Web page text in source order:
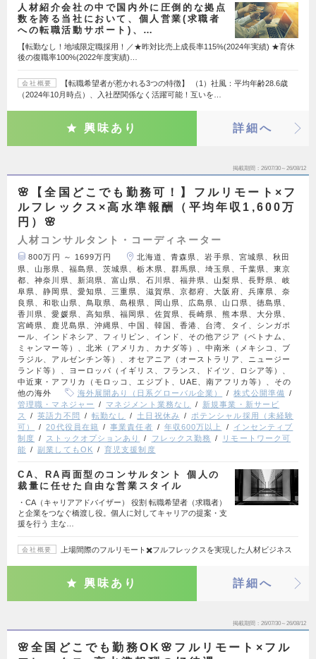
人材紹介会社の中で国内外に圧倒的な拠点
数を誇る当社において、個人営業(求職者
への転職活動サポート)、…
【転勤なし！地域限定職採用！／★昨対比売上成長率115%(2024年実績) ★育休
後の復職率100%(2022年度実績)…
会社概要
【転職希望者が惹かれる3つの特徴】 （1）社風：平均年齢28.6歳
（2024年10月時点）、入社歴関係なく活躍可能！互いを…
興味あり 詳細へ
掲載期間 26/07/30～26/08/12
🌸【全国どこでも勤務可！】フルリモート×フ
ルフレックス×高水準報酬（平均年収1,600万
円）🌸
人材コンサルタント・コーディネーター
800万円 ～ 1699万円
北海道、青森県、岩手県、宮城県、秋田
県、山形県、福島県、茨城県、栃木県、群馬県、埼玉県、千葉県、東京
都、神奈川県、新潟県、富山県、石川県、福井県、山梨県、長野県、岐
阜県、静岡県、愛知県、三重県、滋賀県、京都府、大阪府、兵庫県、奈
良県、和歌山県、鳥取県、島根県、岡山県、広島県、山口県、徳島県、
香川県、愛媛県、高知県、福岡県、佐賀県、長崎県、熊本県、大分県、
宮崎県、鹿児島県、沖縄県、中国、韓国、香港、台湾、タイ、シンガポ
ール、インドネシア、フィリピン、インド、その他アジア（ベトナム、
ミャンマー等）、北米（アメリカ、カナダ等）、中南米（メキシコ、ブ
ラジル、アルゼンチン等）、オセアニア（オーストラリア、ニュージー
ランド等）、ヨーロッパ（イギリス、フランス、ドイツ、ロシア等）、
中近東・アフリカ（モロッコ、エジプト、UAE、南アフリカ等）、その
他の海外
海外展開あり（日系グローバル企業）
株式公開準備
管理職・マネジャー
マネジメント業務なし
新規事業・新サービ
ス
英語力不問 転勤なし 土日祝休み
ポテンシャル採用（未経験
可）
20代役員在籍 事業責任者 年収600万以上
インセンティブ
制度
ストックオプションあり フレックス勤務
リモートワーク可
能
副業してもOK 育児支援制度
CA、RA両面型のコンサルタント 個人の
裁量に任せた自由な営業スタイル
・CA（キャリアアドバイザー） 役割 転職希望者（求職者）
と企業をつなぐ橋渡し役。個人に対してキャリアの提案・支
援を行う 主な…
会社概要 上場間際のフルリモート✖️フルフレックスを実現した人材ビジネス
興味あり 詳細へ
掲載期間 26/07/30～26/08/12
🌸全国どこでも勤務OK🌸フルリモート×フル